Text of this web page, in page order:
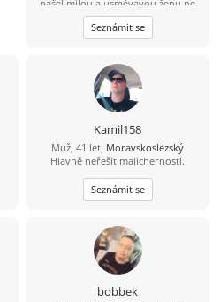
našel milou a usměvavou ženu ne
jen na pokec ale pokud možno i na
vážný vztah mezi 26 a 49 lety, pokud
budeš chtít ozvi se, budu moc rád
Seznámit se
Kamil158
Muž, 41 let, Moravskoslezský
Hlavně neřešit malichernosti.
Seznámit se
bobbek